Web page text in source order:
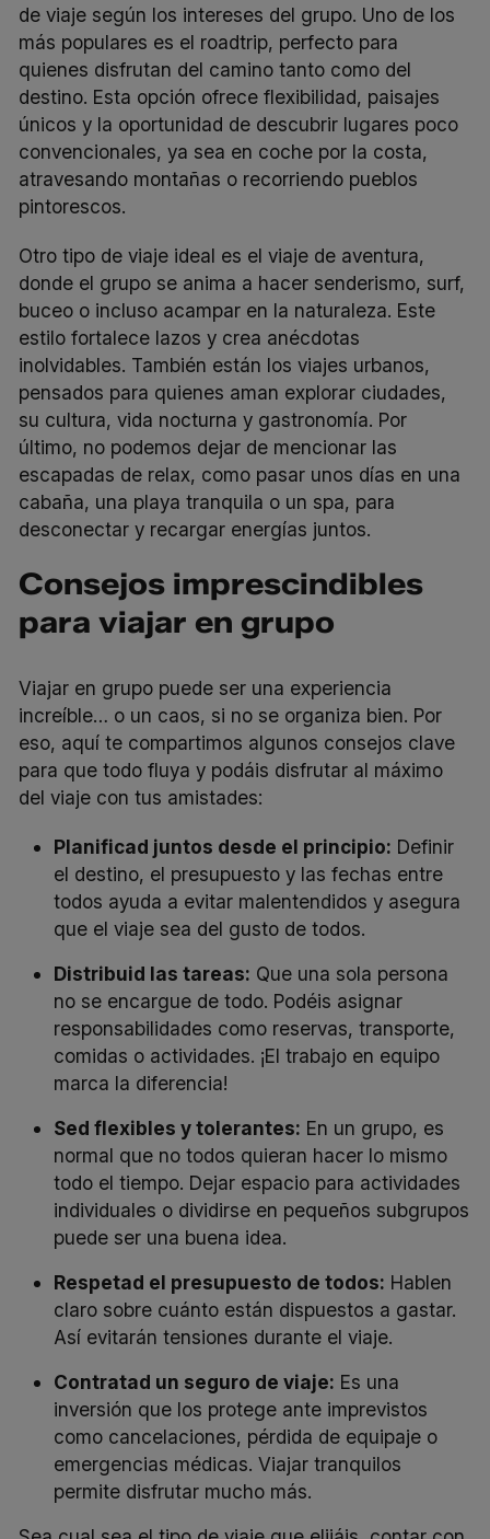
de viaje según los intereses del grupo. Uno de los
más populares es el roadtrip, perfecto para
quienes disfrutan del camino tanto como del
destino. Esta opción ofrece flexibilidad, paisajes
únicos y la oportunidad de descubrir lugares poco
convencionales, ya sea en coche por la costa,
atravesando montañas o recorriendo pueblos
pintorescos.
Otro tipo de viaje ideal es el viaje de aventura,
donde el grupo se anima a hacer senderismo, surf,
buceo o incluso acampar en la naturaleza. Este
estilo fortalece lazos y crea anécdotas
inolvidables. También están los viajes urbanos,
pensados para quienes aman explorar ciudades,
su cultura, vida nocturna y gastronomía. Por
último, no podemos dejar de mencionar las
escapadas de relax, como pasar unos días en una
cabaña, una playa tranquila o un spa, para
desconectar y recargar energías juntos.
Consejos imprescindibles
para viajar en grupo
Viajar en grupo puede ser una experiencia
increíble… o un caos, si no se organiza bien. Por
eso, aquí te compartimos algunos consejos clave
para que todo fluya y podáis disfrutar al máximo
del viaje con tus amistades:
Planificad juntos desde el principio: Definir
el destino, el presupuesto y las fechas entre
todos ayuda a evitar malentendidos y asegura
que el viaje sea del gusto de todos.
Distribuid las tareas: Que una sola persona
no se encargue de todo. Podéis asignar
responsabilidades como reservas, transporte,
comidas o actividades. ¡El trabajo en equipo
marca la diferencia!
Sed flexibles y tolerantes: En un grupo, es
normal que no todos quieran hacer lo mismo
todo el tiempo. Dejar espacio para actividades
individuales o dividirse en pequeños subgrupos
puede ser una buena idea.
Respetad el presupuesto de todos: Hablen
claro sobre cuánto están dispuestos a gastar.
Así evitarán tensiones durante el viaje.
Contratad un seguro de viaje: Es una
inversión que los protege ante imprevistos
como cancelaciones, pérdida de equipaje o
emergencias médicas. Viajar tranquilos
permite disfrutar mucho más.